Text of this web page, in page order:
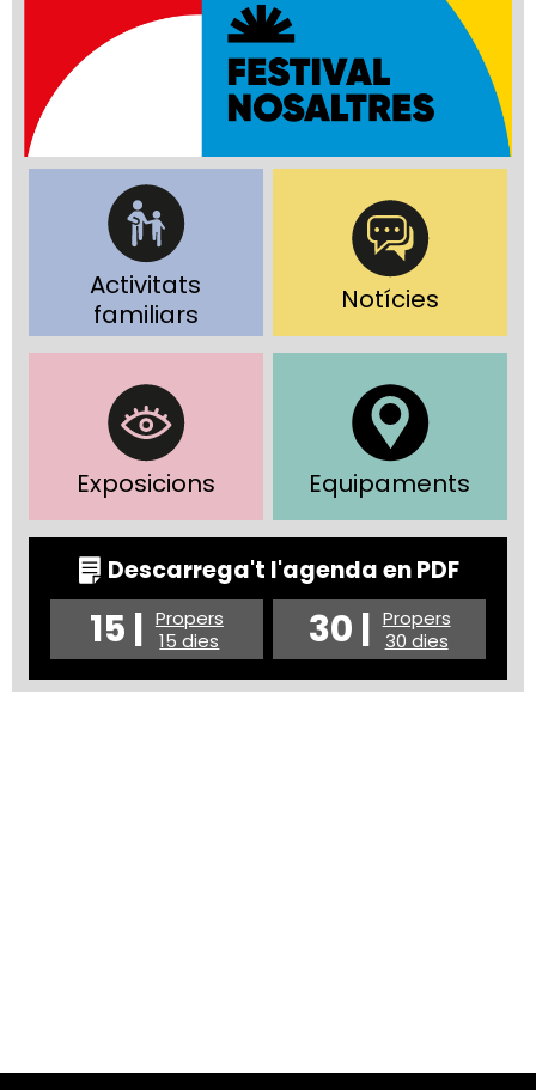
Activitats
familiars
Notícies
Exposicions Equipaments
Descarrega't l'agenda en PDF
15 | Propers
15 dies
30 | Propers
30 dies